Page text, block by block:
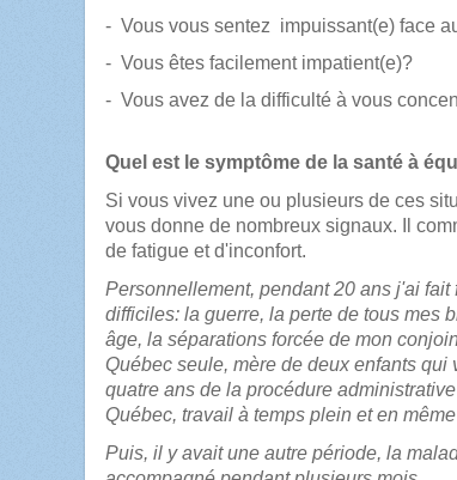
- Vous vous sentez impuissant(e) face
- Vous êtes facilement impatient(e)?
- Vous avez de la difficulté à vous
Quel est le symptôme de la santé à
Si vous vivez une ou plusieurs de ces
vous donne de nombreux signaux. Il
de fatigue et d'inconfort.
Personnellement, pendant 20 ans j'ai
difficiles: la guerre, la perte de tous mes
âge, la séparations forcée de mon
Québec seule, mère de deux enfants qui
quatre ans de la procédure
Québec, travail à temps plein et en
Puis, il y avait une autre période, la